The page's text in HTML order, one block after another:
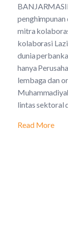
mitra
kolaborasi
dunia
hanya
lembaga dan
lintas sektoral
Read More